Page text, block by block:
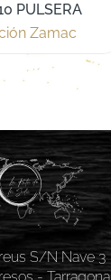
PULSERA
Zamac
S/N Nave 3